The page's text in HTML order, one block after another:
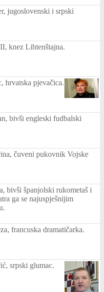
jugoslovenski i srpski
knez Lihtenštajna.
hrvatska pjevačica.
bivši engleski fudbalski
čuveni pukovnik Vojske
bivši španjolski rukometaš i
ga se najuspješnijim
francuska dramatičarka.
srpski glumac.